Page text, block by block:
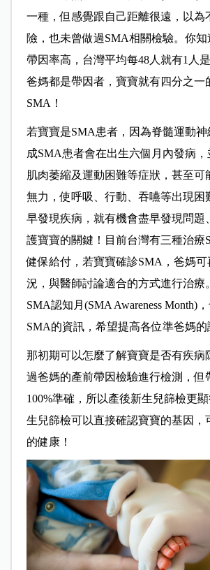
一種，但感覺跟自己距離很遠，以為
險，也未曾做過SMA相關檢驗。你
帶因率高，台灣平均每48人就有1人
爸媽都是帶因者，寶寶就有四分之一
SMA！
若寶寶是SMA患者，因為脊髓運動
成SMA患者會在出生六個月內發病，
肌肉萎縮及運動困難等症狀，甚至可
無力，使呼吸、行動、吞嚥等出現困
早發現疾病，就有機會盡早發現問題
護寶寶的關鍵！目前台灣有三種治療
健保給付，若寶寶確診SMA，爸媽
況，與醫師討論適合的方式進行治療
SMA認知月(SMA Awareness Month)
SMA的資訊，希望提高各位準爸媽的
那初期可以怎麼了解寶寶是否有疾病
過爸媽的產前帶因檢驗進行檢測，但
100%準確，所以產後新生兒篩檢更
生兒篩檢可以直接確認寶寶的基因，
的健康！